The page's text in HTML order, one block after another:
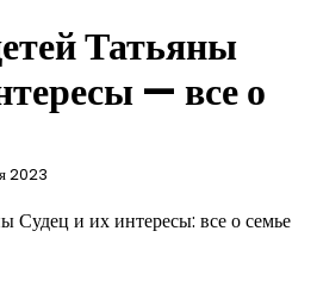
Татьяны
— все о
2023